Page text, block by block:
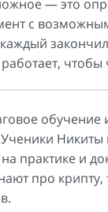
— это
с
каждый
работает,
обучение
практике и
про